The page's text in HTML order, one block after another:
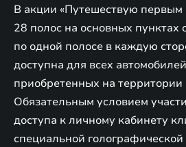
В акции «Путешествую первым
28 полос на основных
по одной полосе в каждую
доступна для всех
приобретенных на территории
Обязательным условием
доступа к личному кабинету
специальной